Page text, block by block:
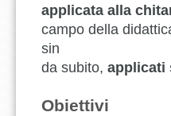
applicata alla
campo della
sin
da subito, applicati
Obiettivi